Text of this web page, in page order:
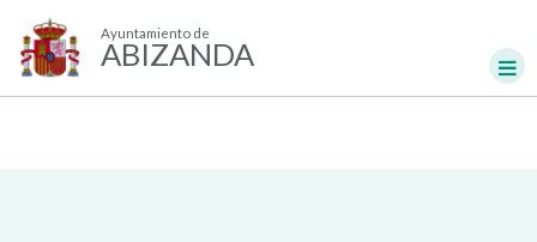
Ayuntamiento de
ABIZANDA